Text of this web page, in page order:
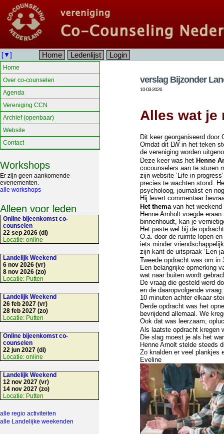
[▼] Home Ledenlijst Login
verslag Bijzonder
10-03-2026
Alles wat je
Dit keer georganiseerd door
Omdat dit LW in het teken
de vereniging worden
Deze keer was het Henne
cocounselers aan te sturen
zijn website ‘Life in
precies te wachten stond.
psycholoog, journalist en
Hij levert commentaar
Het thema van het
Henne Arnholt voegde
binnenhoudt, kan je
Het paste wel bij de
O.a. door de ruimte lopen
iets minder
zijn kant de uitspraak ‘Een
Tweede opdracht was om in
Een belangrijke opmerking
wat naar buiten wordt
De vraag die gesteld werd
en de daaropvolgende
10 minuten achter elkaar
Derde opdracht was het
bevrijdend allemaal. We
Ook dat was leerzaam,
Als laatste opdracht kregen
Die slag moest je als het
Henne Arnolt stelde steeds
Zo knalden er veel plankjes
Eveline
Home
Over co-counselen
Agenda
Vereniging CCN
Archief (openbaar)
Website
Contact
Workshops
Er zijn geen aankomende
evenementen.
alle workshops
Alleen voor leden
Online bijeenkomst co-
counselen
22 sep 2026 (di)
Locatie: online
Landelijk Weekend
6 nov 2026 (vr)
8 nov 2026 (zo)
Locatie: Putten
Landelijk Weekend
26 feb 2027 (vr)
28 feb 2027 (zo)
Locatie: Putten
Online bijeenkomst co-
counselen
22 jun 2027 (di)
Locatie: online
Landelijk Weekend
12 nov 2027 (vr)
14 nov 2027 (zo)
Locatie: Putten
alle regio activiteiten
alle Landelijke weekenden